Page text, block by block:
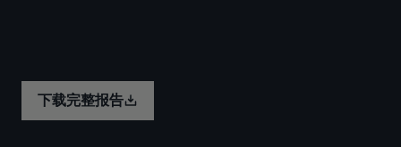
下载完整报告